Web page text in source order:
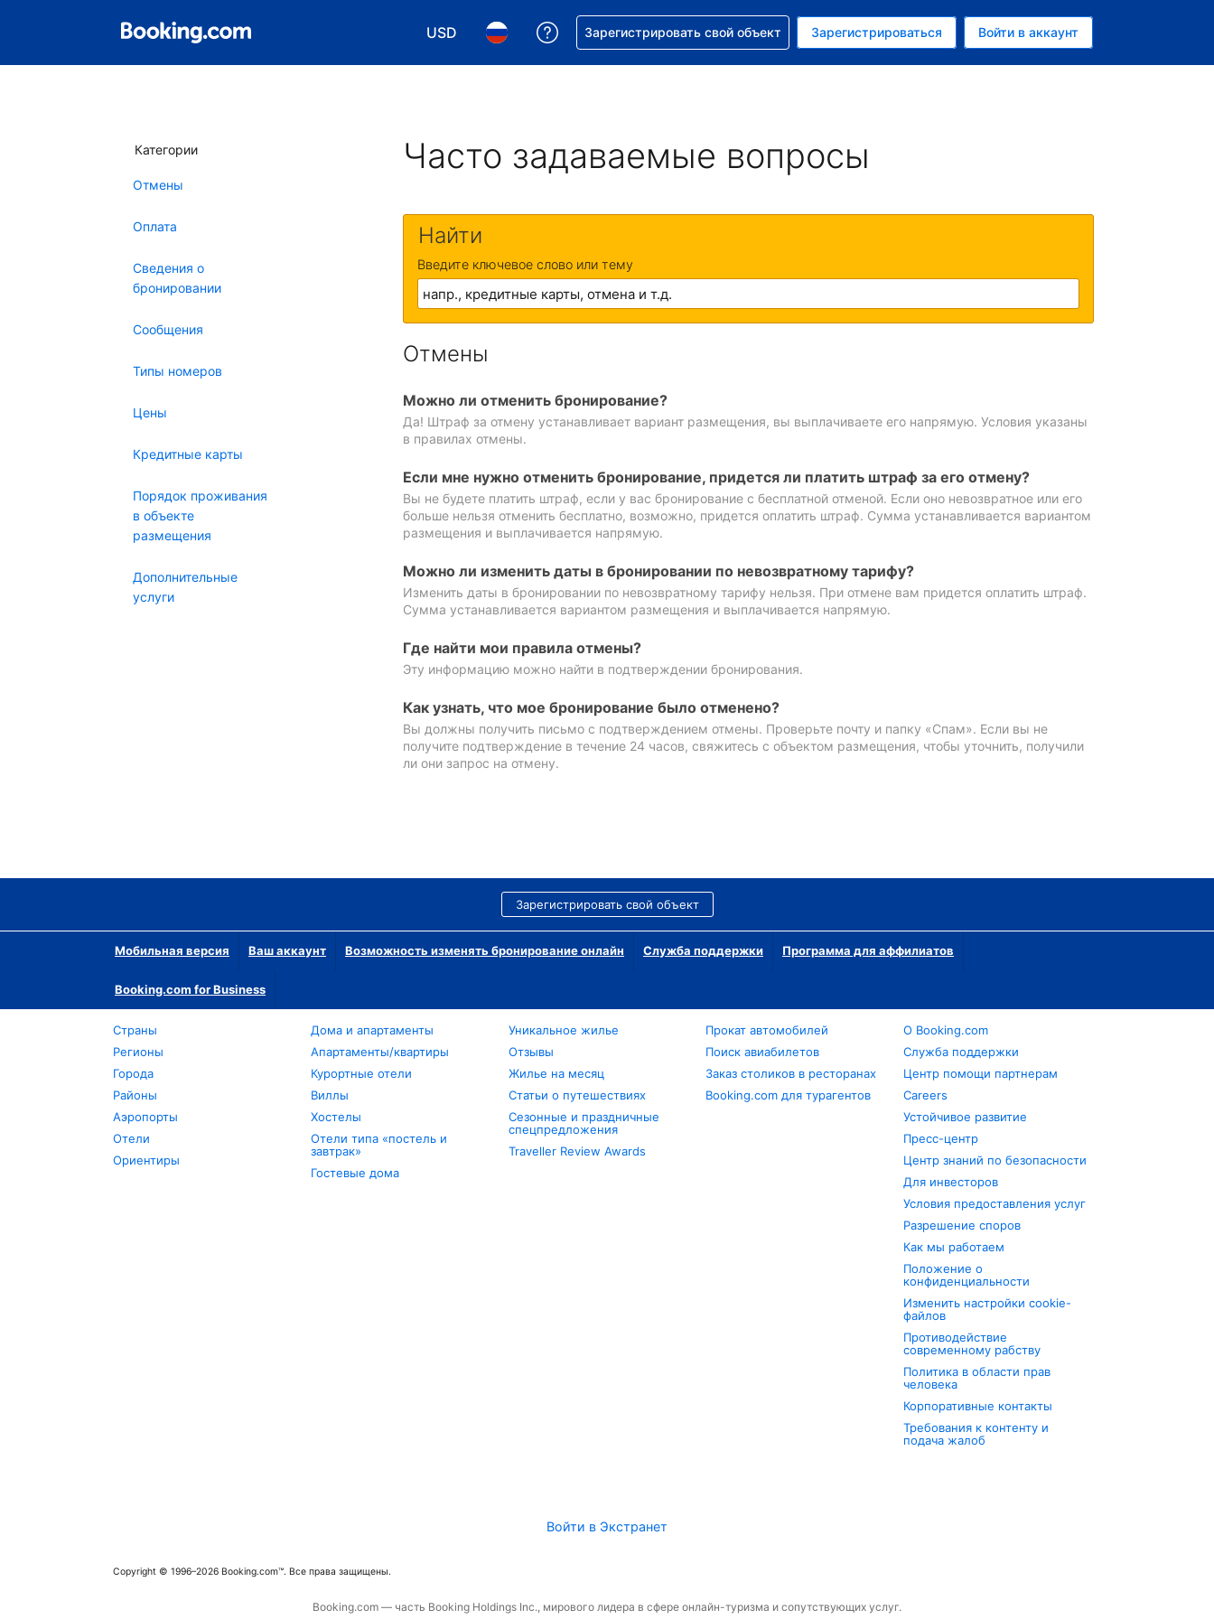
USD
Выберите валюту. Текущая валюта — Доллар США
Выберите язык. Текущий язык — На русском
Получите помощь с бронированием
Зарегистрировать свой объект Зарегистрироваться Войти в аккаунт
Категории
Отмены
Оплата
Сведения о
бронировании
Сообщения
Типы номеров
Цены
Кредитные карты
Порядок проживания
в объекте
размещения
Дополнительные
услуги
Часто задаваемые вопросы
Найти
Введите ключевое слово или тему
Отмены
Можно ли отменить бронирование?
Да! Штраф за отмену устанавливает вариант размещения, вы выплачиваете его напрямую. Условия указаны
в правилах отмены.
Если мне нужно отменить бронирование, придется ли платить штраф за его отмену?
Вы не будете платить штраф, если у вас бронирование с бесплатной отменой. Если оно невозвратное или его
больше нельзя отменить бесплатно, возможно, придется оплатить штраф. Сумма устанавливается вариантом
размещения и выплачивается напрямую.
Можно ли изменить даты в бронировании по невозвратному тарифу?
Изменить даты в бронировании по невозвратному тарифу нельзя. При отмене вам придется оплатить штраф.
Сумма устанавливается вариантом размещения и выплачивается напрямую.
Где найти мои правила отмены?
Эту информацию можно найти в подтверждении бронирования.
Как узнать, что мое бронирование было отменено?
Вы должны получить письмо с подтверждением отмены. Проверьте почту и папку «Спам». Если вы не
получите подтверждение в течение 24 часов, свяжитесь с объектом размещения, чтобы уточнить, получили
ли они запрос на отмену.
Зарегистрировать свой объект
Мобильная версия Ваш аккаунт Возможность изменять бронирование онлайн Служба поддержки Программа для аффилиатов
Booking.com for Business
Страны
Регионы
Города
Районы
Аэропорты
Отели
Ориентиры
Дома и апартаменты
Апартаменты/квартиры
Курортные отели
Виллы
Хостелы
Отели типа «постель и
завтрак»
Гостевые дома
Уникальное жилье
Отзывы
Жилье на месяц
Статьи о путешествиях
Сезонные и праздничные
спецпредложения
Traveller Review Awards
Прокат автомобилей
Поиск авиабилетов
Заказ столиков в ресторанах
Booking.com для турагентов
О Booking.com
Служба поддержки
Центр помощи партнерам
Careers
Устойчивое развитие
Пресс-центр
Центр знаний по безопасности
Для инвесторов
Условия предоставления услуг
Разрешение споров
Как мы работаем
Положение о
конфиденциальности
Изменить настройки cookie-
файлов
Противодействие
современному рабству
Политика в области прав
человека
Корпоративные контакты
Требования к контенту и
подача жалоб
Войти в Экстранет
Copyright © 1996–2026 Booking.com™. Все права защищены.
Booking.com — часть Booking Holdings Inc., мирового лидера в сфере онлайн-туризма и сопутствующих услуг.